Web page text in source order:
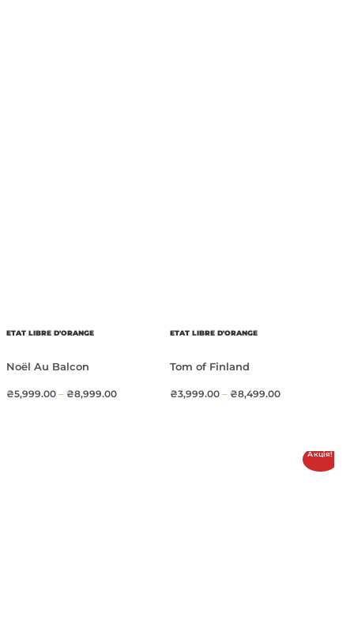
ETAT LIBRE D'ORANGE
Noël Au Balcon
₴5,999.00– ₴8,999.00
ETAT LIBRE D'ORANGE
Tom of Finland
₴3,999.00 – ₴8,499.00
Акція!